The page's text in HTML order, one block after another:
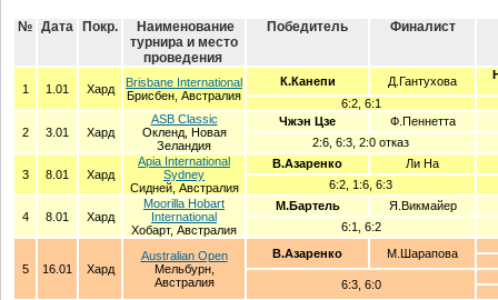
№ Дата Покр.
Наименование
турнира и место
проведения
Победитель Финалист
1 1.01 Хард
Brisbane International
Брисбен, Австралия
К.Канепи Д.Гантухова
6:2, 6:1
2 3.01 Хард
ASB Classic
Окленд, Новая
Зеландия
Чжэн Цзе
Ф.Пеннетта
2:6, 6:3, 2:0 отказ
3 8.01 Хард
Apia International
Sydney
Сидней, Австралия
В.Азаренко
Ли На
6:2, 1:6, 6:3
4 8.01 Хард
Moorilla Hobart
International
Хобарт, Австралия
M.Бартель
Я.Викмайер
6:1, 6:2
5 16.01 Хард
Australian Open
Мельбурн,
Австралия
В.Азаренко М.Шарапова
6:3, 6:0